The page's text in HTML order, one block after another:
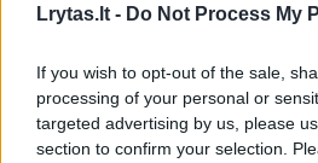
Lrytas.lt - Do Not Process My
If you wish to opt-out of the sale,
processing of your personal or
targeted advertising by us, please
section to confirm your selection.
pastebėti virš karinės bazės
Visi įrašai